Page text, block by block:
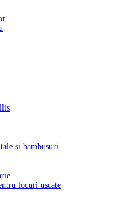
si bambusuri
locuri uscate